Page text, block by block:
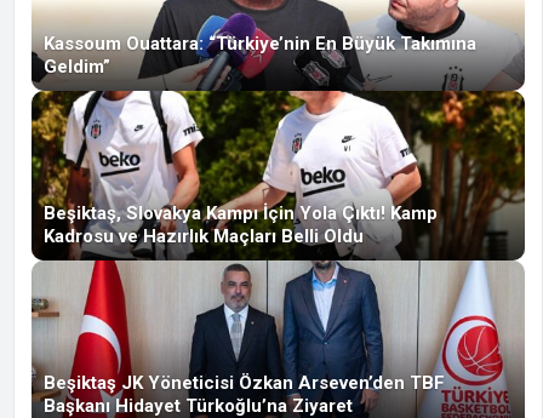
Kassoum Ouattara: “Türkiye’nin En Büyük Takımına
Geldim”
Beşiktaş, Slovakya Kampı İçin Yola Çıktı! Kamp
Kadrosu ve Hazırlık Maçları Belli Oldu
Beşiktaş JK Yöneticisi Özkan Arseven’den TBF
Başkanı Hidayet Türkoğlu’na Ziyaret